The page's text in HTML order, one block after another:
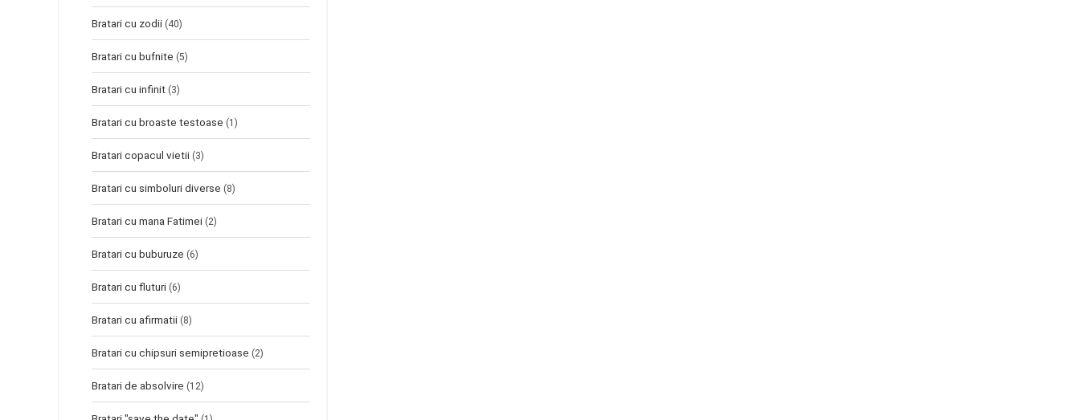
Bratari cu zodii (40)
Bratari cu bufnite (5)
Bratari cu infinit (3)
Bratari cu broaste testoase (1)
Bratari copacul vietii (3)
Bratari cu simboluri diverse (8)
Bratari cu mana Fatimei (2)
Bratari cu buburuze (6)
Bratari cu fluturi (6)
Bratari cu afirmatii (8)
Bratari cu chipsuri semipretioase (2)
Bratari de absolvire (12)